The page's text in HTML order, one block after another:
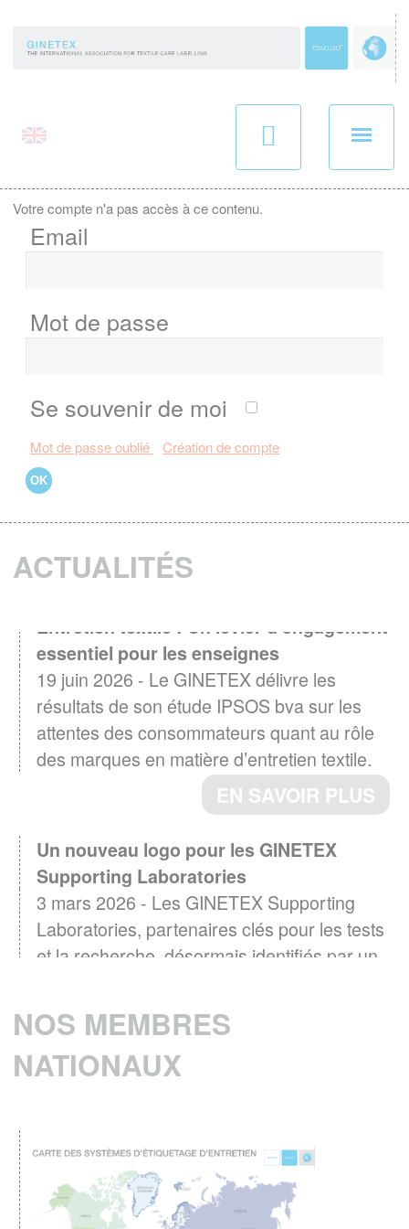
Votre compte n'a pas accès à ce contenu.
Email
Mot de passe
Se souvenir de moi
Mot de passe oublié Création de compte
ACTUALITÉS
essentiel pour les enseignes
19 juin 2026 - Le GINETEX délivre les
résultats de son étude IPSOS bva sur les
attentes des consommateurs quant au rôle
des marques en matière d’entretien textile.
EN SAVOIR PLUS
Un nouveau logo pour les GINETEX
Supporting Laboratories
3 mars 2026 - Les GINETEX Supporting
Laboratories, partenaires clés pour les tests
et la recherche, désormais identifiés par un
EN SAVOIR PLUS
Baromètre GINETEX 2024 : les habitudes
les consommateurs dans l’entretien de leurs
vêtements.
EN SAVOIR PLUS
NOS MEMBRES
NATIONAUX